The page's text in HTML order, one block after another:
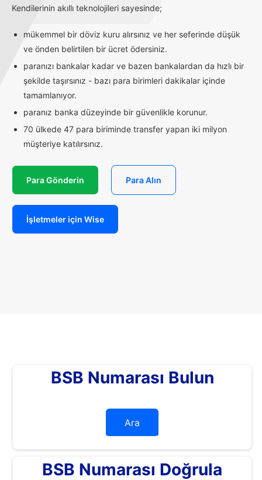
Kendilerinin akıllı teknolojileri sayesinde;
mükemmel bir döviz kuru alırsınız ve her seferinde düşük
ve önden belirtilen bir ücret ödersiniz.
paranızı bankalar kadar ve bazen bankalardan da hızlı bir
şekilde taşırsınız - bazı para birimleri dakikalar içinde
tamamlanıyor.
paranız banka düzeyinde bir güvenlikle korunur.
70 ülkede 47 para biriminde transfer yapan iki milyon
müşteriye katılırsınız.
Para Gönderin Para Alın
İşletmeler için Wise
BSB Numarası Bulun
Ara
BSB Numarası Doğrula